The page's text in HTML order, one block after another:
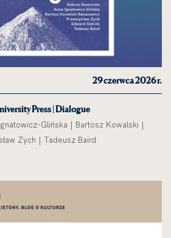
29 czerwca 2026 r.
Press | Dialogue
Glińska | Bartosz Kowalski |
Zych | Tadeusz Baird